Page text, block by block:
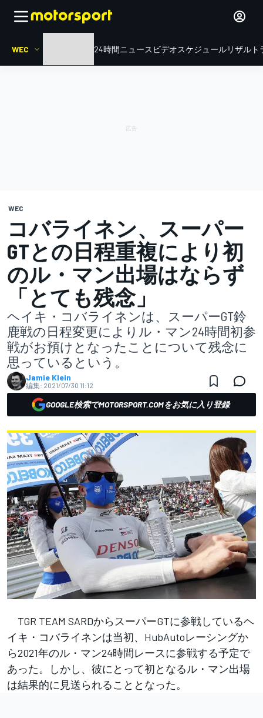
WEC ル・マン24時間ニュース ビデオスケジュールリザルト
WEC
コバライネン、スーパー
GTとの日程重複により初
のル・マン出場はならず
「とても残念」
ヘイキ・コバライネンは、スーパーGT鈴
鹿戦の日程変更によりル・マン24時間初参
戦がお預けとなったことについて残念に
思っているという。
Jamie Klein
編集: 2021/07/30 11:12
GOOGLE検索でMOTORSPORT.COMをお気に入り登録
TGR TEAM SARDからスーパーGTに参戦しているヘ
イキ・コバライネンは当初、HubAutoレーシングか
ら2021年のル・マン24時間レースに参戦する予定で
あった。しかし、彼にとって初となるル・マン出場
は結果的に見送られることとなった。